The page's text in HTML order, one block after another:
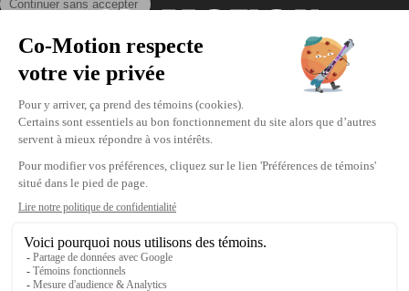
Coordonnées
475, boul. de l’Avenir, Laval, Québec, H7N
5H9
Téléphone : 1-450-667-2040
Courriel :info@co-motion.ca
À propos de Co-Motion
Nous joindre